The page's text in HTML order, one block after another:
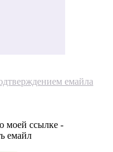
емайла
моей ссылке -
емайл